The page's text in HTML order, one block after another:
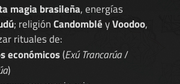
magia brasileña, energías
; religiónCandombléyVoodoo,
rituales de:
económicos(Exú Trancarúa/
)